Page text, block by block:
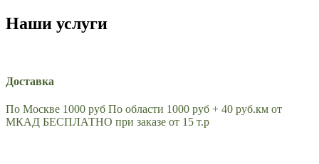
Наши услуги
Доставка
По Москве 1000 руб По области 1000 руб + 40 руб.км от
МКАД БЕСПЛАТНО при заказе от 15 т.р